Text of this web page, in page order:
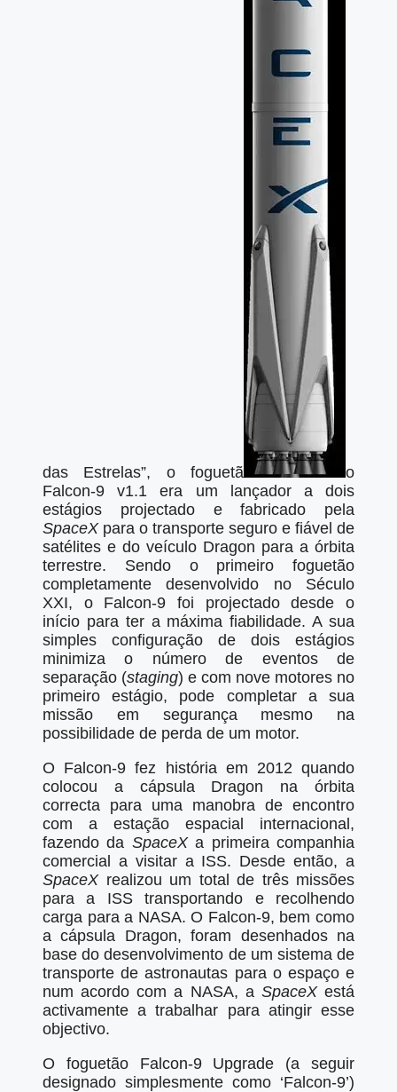
das Estrelas”, o foguetã
o
Falcon-9 v1.1 era um lançador a dois
estágios projectado e fabricado pela
SpaceXpara o transporte seguro e fiável de
satélites e do veículo Dragon para a órbita
terrestre. Sendo o primeiro foguetão
completamente desenvolvido no Século
XXI, o Falcon-9 foi projectado desde o
início para ter a máxima fiabilidade. A sua
simples configuração de dois estágios
minimiza o número de eventos de
separação (staging) e com nove motores no
primeiro estágio, pode completar a sua
missão em segurança mesmo na
possibilidade de perda de um motor.
O Falcon-9 fez história em 2012 quando
colocou a cápsula Dragon na órbita
correcta para uma manobra de encontro
com a estação espacial internacional,
fazendo da SpaceXa primeira companhia
comercial a visitar a ISS. Desde então, a
SpaceXrealizou um total de três missões
para a ISS transportando e recolhendo
carga para a NASA. O Falcon-9, bem como
a cápsula Dragon, foram desenhados na
base do desenvolvimento de um sistema de
transporte de astronautas para o espaço e
num acordo com a NASA, a SpaceXestá
activamente a trabalhar para atingir esse
objectivo.
O foguetão Falcon-9 Upgrade (a seguir
designado simplesmente como ‘Falcon-9’)